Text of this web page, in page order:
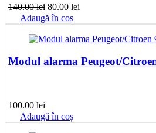
140.00lei Prețul
inițial
a
fost:
80.00 lei
este:
80.00 lei.
Adaugă în coș
Modul alarma Peugeot/
100.00 lei
Adaugă în coș